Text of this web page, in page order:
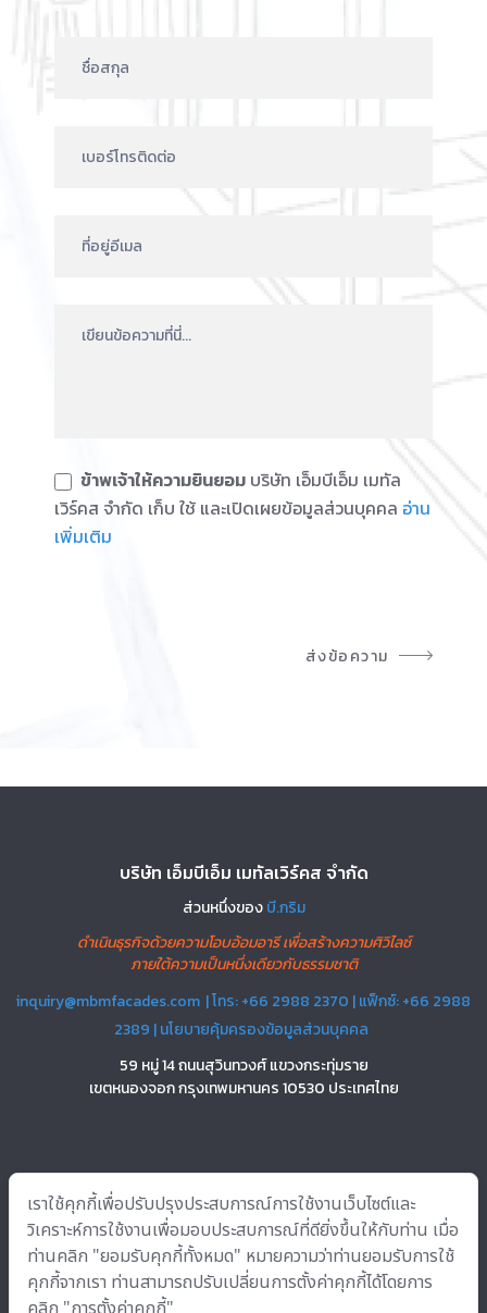
TH
ข้าพเจ้าให้ความยินยอม บริษัท เอ็มบีเอ็ม เมทัล
เวิร์คส จำกัด เก็บ ใช้ และเปิดเผยข้อมูลส่วนบุคคล อ่าน
เพิ่มเติม
ส่งข้อความ
t
e
บริษัท เอ็มบีเอ็ม เมทัลเวิร์คส จำกัด
ส่วนหนึ่งของบี.กริม
ดำเนินธุรกิจด้วยความโอบอ้อมอารี เพื่อสร้างความศิวิไลซ์
ภายใต้ความเป็นหนึ่งเดียวกับธรรมชาติ
inquiry@mbmfacades.com | โทร: +66 2988 2370 | แฟ็กซ์: +66 2988
2389 |นโยบายคุ้มครองข้อมูลส่วนบุคคล
59 หมู่ 14 ถนนสุวินทวงศ์ แขวงกระทุ่มราย
เขตหนองจอก กรุงเทพมหานคร 10530 ประเทศไทย
อินโนเวชั่น
เรา
Copyright © 2022 บริษัท เอ็มบีเอ็ม เมทัลเวิร์คส จำกัด All rights reserved.
เราใช้คุกกี้เพื่อปรับปรุงประสบการณ์การใช้งานเว็บไซต์และ
วิเคราะห์การใช้งานเพื่อมอบประสบการณ์ที่ดียิ่งขึ้นให้กับท่าน เมื่อ
ท่านคลิก "ยอมรับคุกกี้ทั้งหมด" หมายความว่าท่านยอมรับการใช้
คุกกี้จากเรา ท่านสามารถปรับเปลี่ยนการตั้งค่าคุกกี้ได้โดยการ